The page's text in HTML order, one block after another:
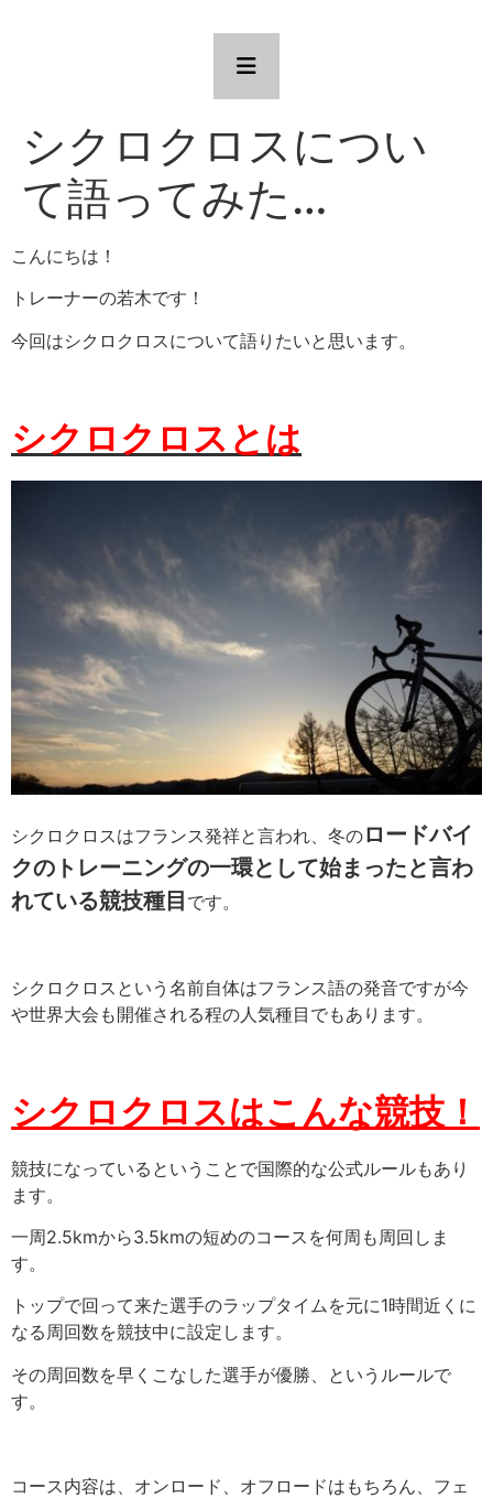
シクロクロスについ
て語ってみた…
こんにちは！
トレーナーの若木です！
今回はシクロクロスについて語りたいと思います。
シクロクロスとは
シクロクロスはフランス発祥と言われ、冬のロードバイ
クのトレーニングの一環として始まったと言わ
れている競技種目 です。
シクロクロスという名前自体はフランス語の発音ですが今
や世界大会も開催される程の人気種目でもあります。
シクロクロスはこんな競技！
競技になっているということで国際的な公式ルールもあり
ます。
一周2.5kmから3.5kmの短めのコースを何周も周回しま
す。
トップで回って来た選手のラップタイムを元に1時間近くに
なる周回数を競技中に設定します。
その周回数を早くこなした選手が優勝、というルールで
す。
コース内容は、オンロード、オフロードはもちろん、フェ